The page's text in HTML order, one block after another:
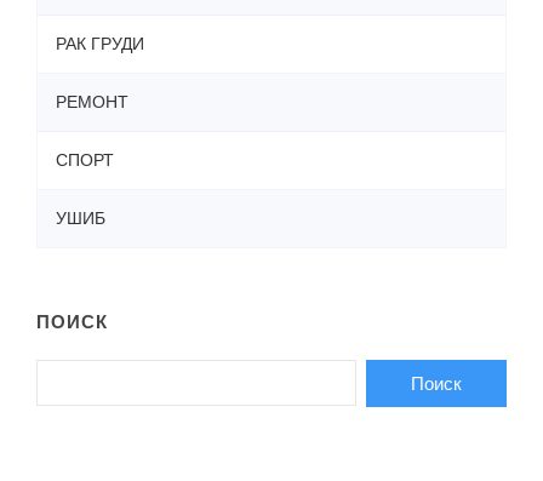
РАК ГРУДИ
РЕМОНТ
СПОРТ
УШИБ
ПОИСК